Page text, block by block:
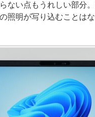
ない点もうれしい部分
照明が写り込むことは